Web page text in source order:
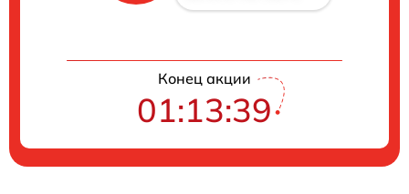
Конец акции
01:13:38